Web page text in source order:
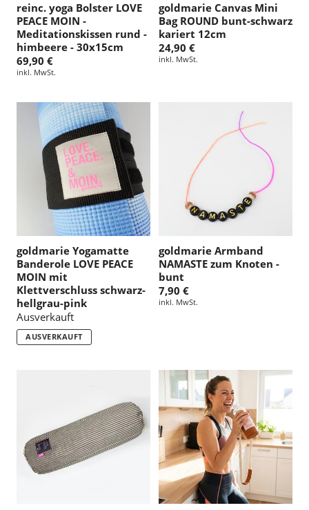
reinc. yoga Bolster LOVE
PEACE MOIN -
Meditationskissen rund -
himbeere - 30x15cm
69,90 €
inkl. MwSt.
goldmarie Canvas Mini
Bag ROUND bunt-schwarz
kariert 12cm
24,90 €
inkl. MwSt.
goldmarie Yogamatte
Banderole LOVE PEACE
MOIN mit
Klettverschluss schwarz-
hellgrau-pink
Ausverkauft
AUSVERKAUFT
goldmarie Armband
NAMASTE zum Knoten -
bunt
7,90 €
inkl. MwSt.